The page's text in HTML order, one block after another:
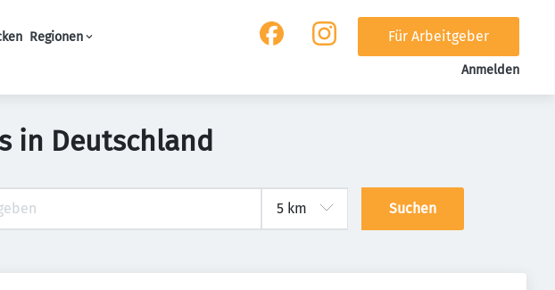
Regionen
Für Arbeitgeber
Anmelden
in Deutschland
Suchen